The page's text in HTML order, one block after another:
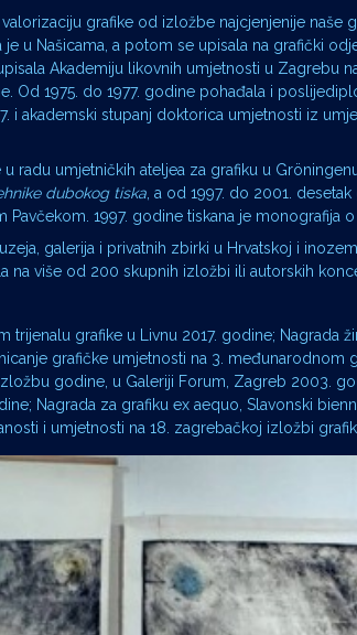
grafike od izložbe najcjenjenije naše
je u Našicama, a potom se upisala na grafički
Akademiju likovnih umjetnosti u Zagrebu
Od 1975. do 1977. godine pohađala i
i akademski stupanj doktorica umjetnosti iz
radu umjetničkih ateljea za grafiku u
dubokog tiska , a od 1997. do 2001.
Pavčekom. 1997. godine tiskana je monografija
galerija i privatnih zbirki u Hrvatskoj i
na više od 200 skupnih izložbi ili autorskih
trijenalu grafike u Livnu 2017. godine; Nagrada
grafičke umjetnosti na 3. međunarodnom
godine, u Galeriji Forum, Zagreb 2003.
Nagrada za grafiku ex aequo, Slavonski
i umjetnosti na 18. zagrebačkoj izložbi